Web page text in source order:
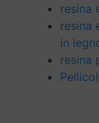
resina
resina
in
resina